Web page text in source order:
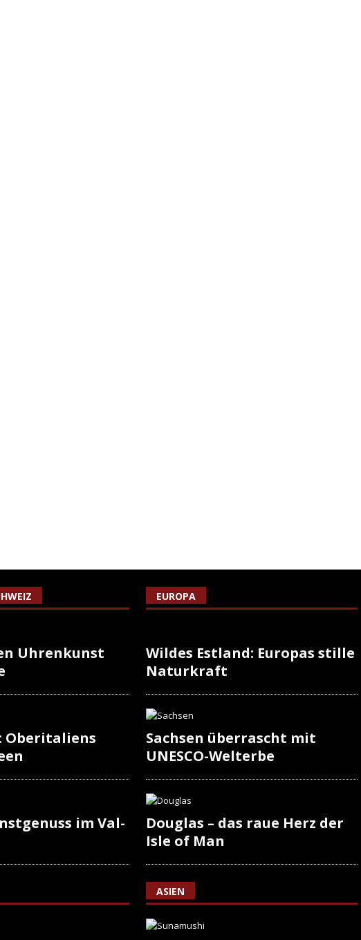
Uhrenkunst
Oberitaliens
im Val-
EUROPA
Wildes Estland: Europas stille
Naturkraft
Sachsen überrascht mit
UNESCO-Welterbe
Douglas – das raue Herz der
Isle of Man
ASIEN